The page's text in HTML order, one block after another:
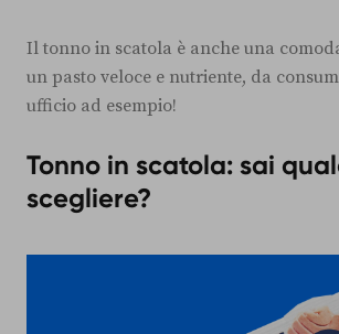
Il tonno in scatola è anche una
un pasto veloce e nutriente, da
ufficio ad esempio!
Tonno in scatola: sai
scegliere?